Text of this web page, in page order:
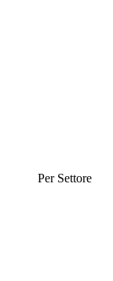
Per Settore